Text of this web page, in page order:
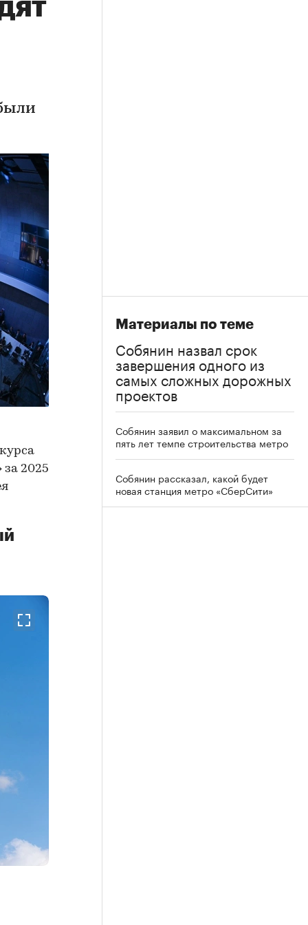
2025
Материалы по теме
Собянин назвал срок
завершения одного из
самых сложных дорожных
проектов
Собянин заявил о максимальном за
пять лет темпе строительства метро
Собянин рассказал, какой будет
новая станция метро «СберСити»